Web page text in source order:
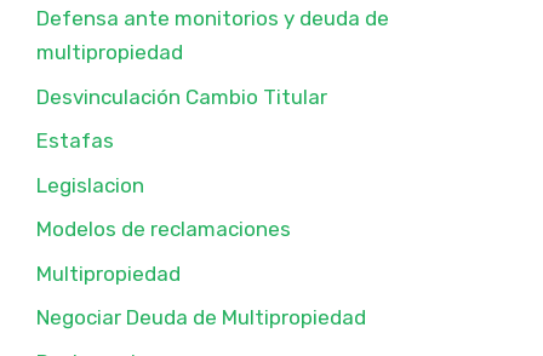
Defensa ante monitorios y deuda de
multipropiedad
Desvinculación Cambio Titular
Estafas
Legislacion
Modelos de reclamaciones
Multipropiedad
Negociar Deuda de Multipropiedad